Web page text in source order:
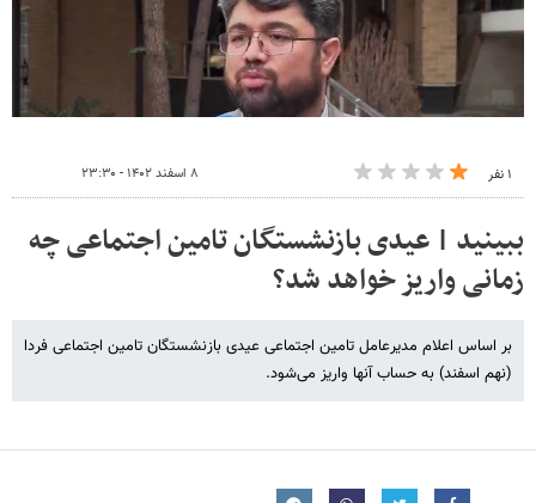
۱ نفر ۸ اسفند ۱۴۰۲ - ۲۳:۳۰
ببینید | عیدی بازنشستگان تامین اجتماعی چه
زمانی واریز خواهد شد؟
بر اساس اعلام مدیرعامل تامین اجتماعی عیدی بازنشستگان تامین اجتماعی فردا
(نهم اسفند) به حساب‌ آنها واریز می‌شود.